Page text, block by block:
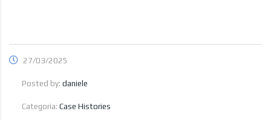
27/03/2025
Posted by: daniele
Categoria: Case Histories